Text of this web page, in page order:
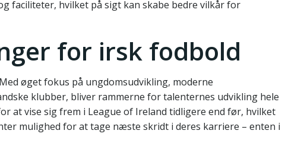
faciliteter, hvilket på sigt kan skabe bedre vilkår for
for irsk fodbold
øget fokus på ungdomsudvikling, moderne
klubber, bliver rammerne for talenternes udvikling hele
at vise sig frem i League of Ireland tidligere end før, hvilket
mulighed for at tage næste skridt i deres karriere – enten i